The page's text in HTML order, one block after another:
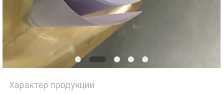
Характер продукции